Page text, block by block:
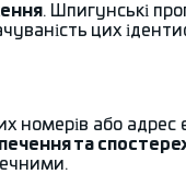
. Шпигунські
цих
номерів або адрес
та